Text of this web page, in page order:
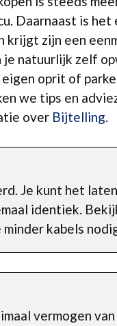
Daarnaast is het
krijgt zijn een
je natuurlijk zelf
oprit of
we tips en
over Bijtelling.
Je kunt het laten
identiek.
kabels
vermogen van